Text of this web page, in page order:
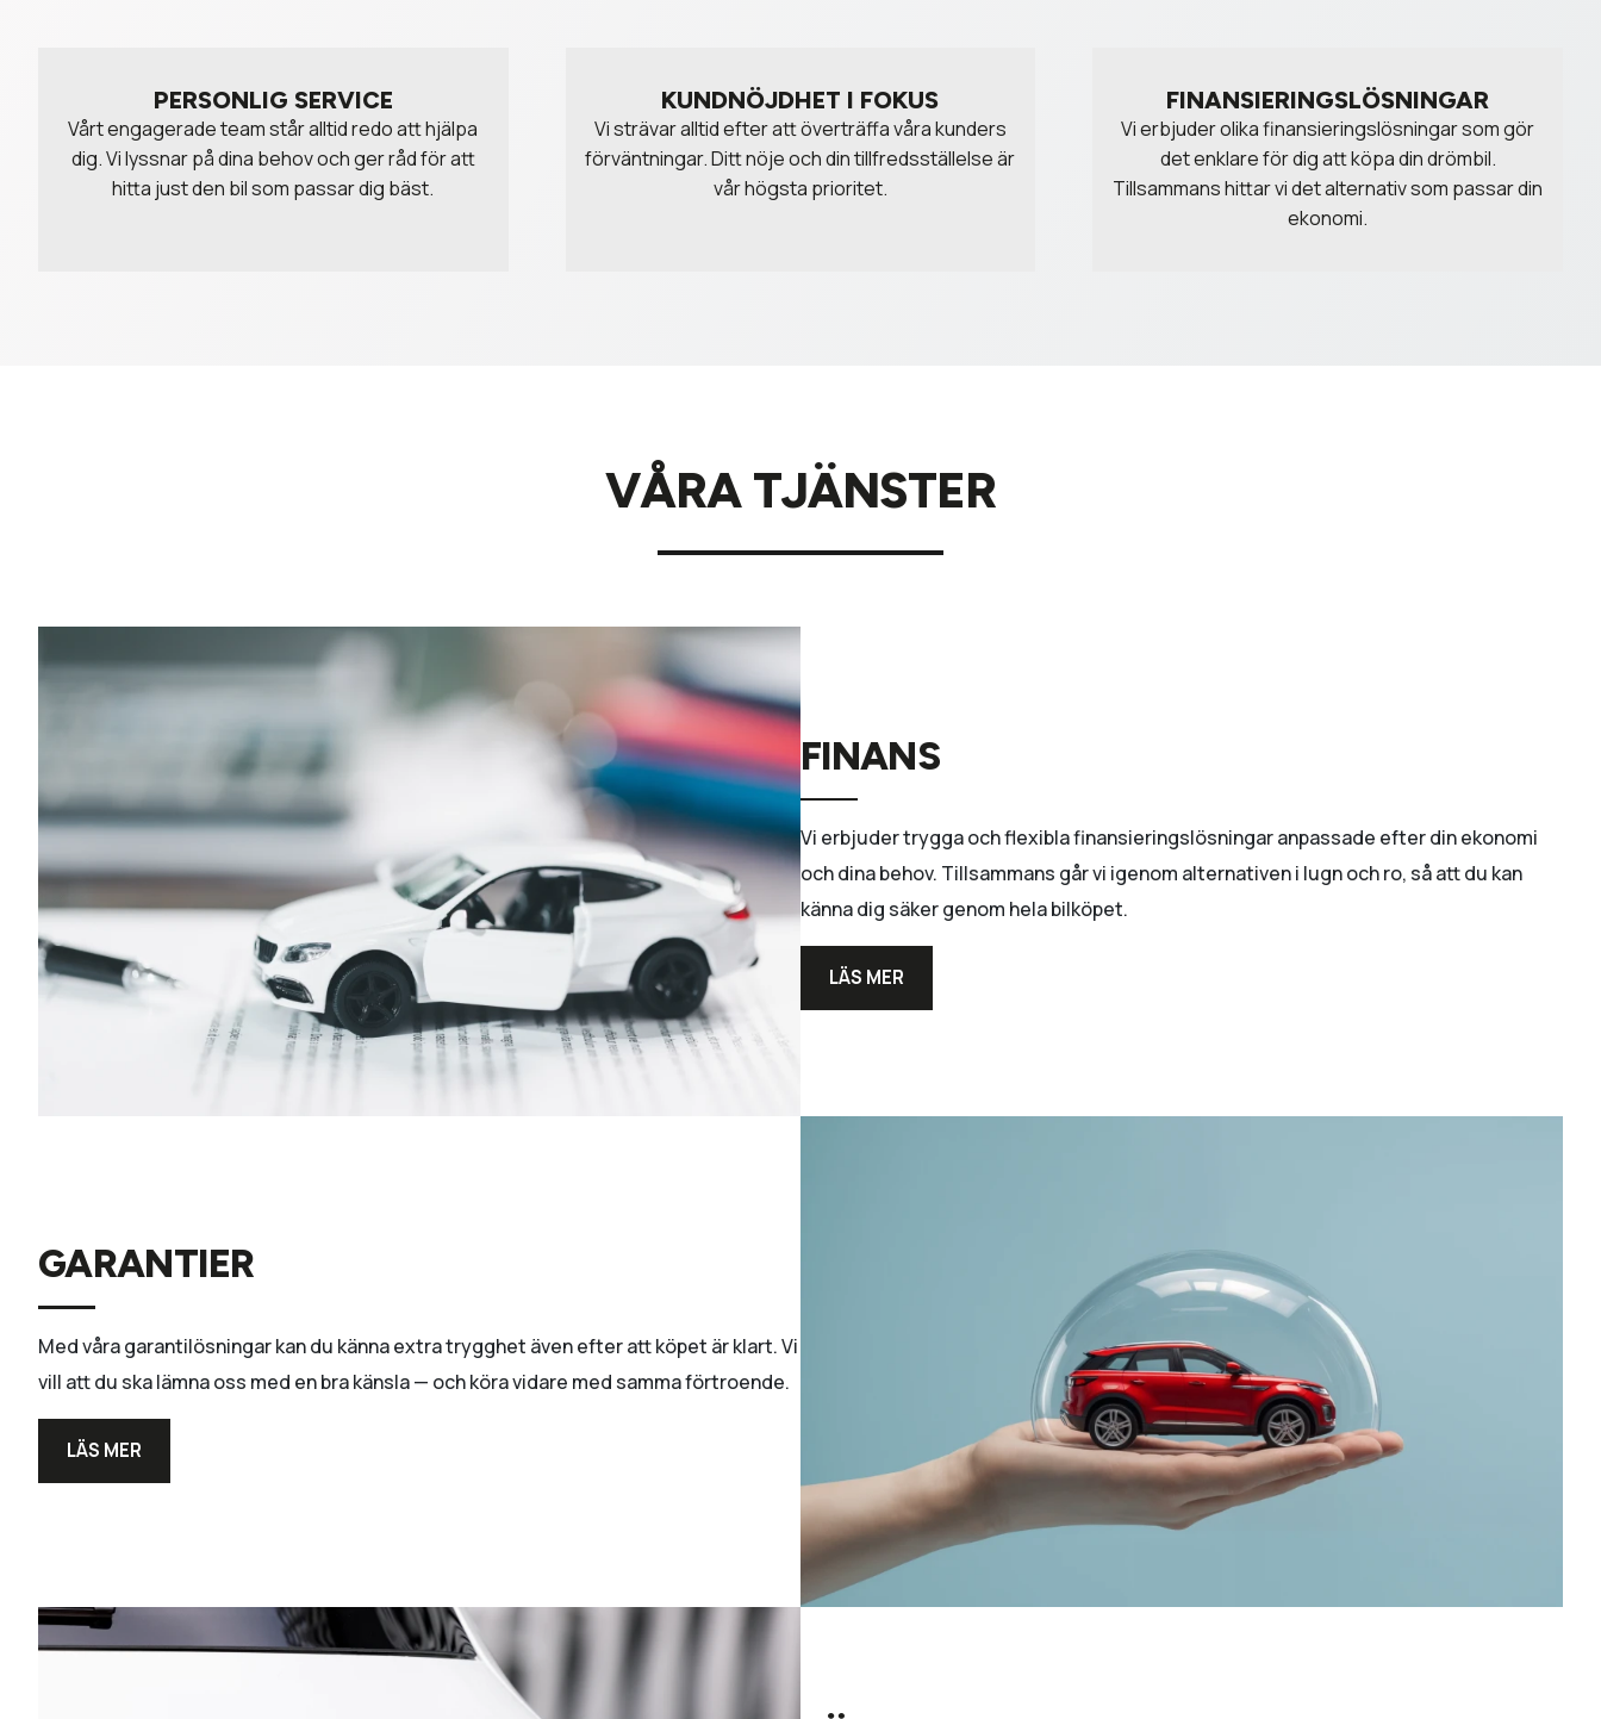
PERSONLIG SERVICE
Vårt engagerade team står alltid redo att hjälpa
dig. Vi lyssnar på dina behov och ger råd för att
hitta just den bil som passar dig bäst.
KUNDNÖJDHET I FOKUS
Vi strävar alltid efter att överträffa våra kunders
förväntningar. Ditt nöje och din tillfredsställelse är
vår högsta prioritet.
FINANSIERINGSLÖSNINGAR
Vi erbjuder olika finansieringslösningar som gör
det enklare för dig att köpa din drömbil.
Tillsammans hittar vi det alternativ som passar din
ekonomi.
VÅRA TJÄNSTER
FINANS
Vi erbjuder trygga och flexibla finansieringslösningar anpassade efter din ekonomi
och dina behov. Tillsammans går vi igenom alternativen i lugn och ro, så att du kan
känna dig säker genom hela bilköpet.
LÄS MER
GARANTIER
Med våra garantilösningar kan du känna extra trygghet även efter att köpet är klart. Vi
vill att du ska lämna oss med en bra känsla — och köra vidare med samma förtroende.
LÄS MER